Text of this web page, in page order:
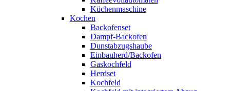
Küchenmaschine
Kochen
Backofenset
Dampf-Backofen
Dunstabzugshaube
Einbauherd/Backofen
Gaskochfeld
Herdset
Kochfeld